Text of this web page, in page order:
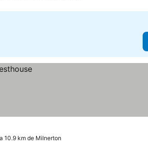
10.9 km de Milnerton